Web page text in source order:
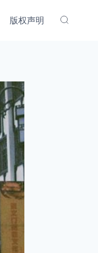
版权声明